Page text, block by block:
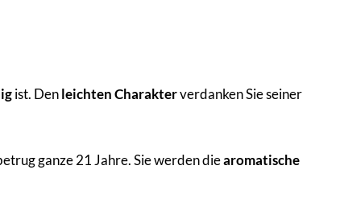
ist. Denleichten Charakterverdanken Sie seiner
ganze 21 Jahre. Sie werden diearomatische